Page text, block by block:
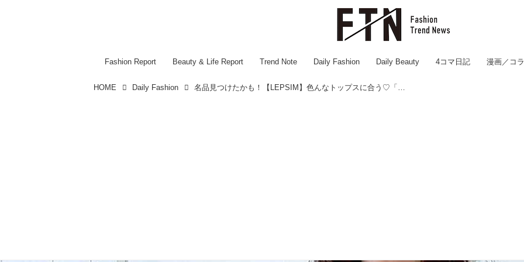
Fashion Report Beauty & Life Report Trend Note Daily Fashion Daily Beauty 4コマ日記 漫画／コ
HOME Daily Fashion